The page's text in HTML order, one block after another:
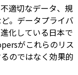
適切なデータ、規
。データプライバ
化している日本で
がこれらのリス
のではなく効果的